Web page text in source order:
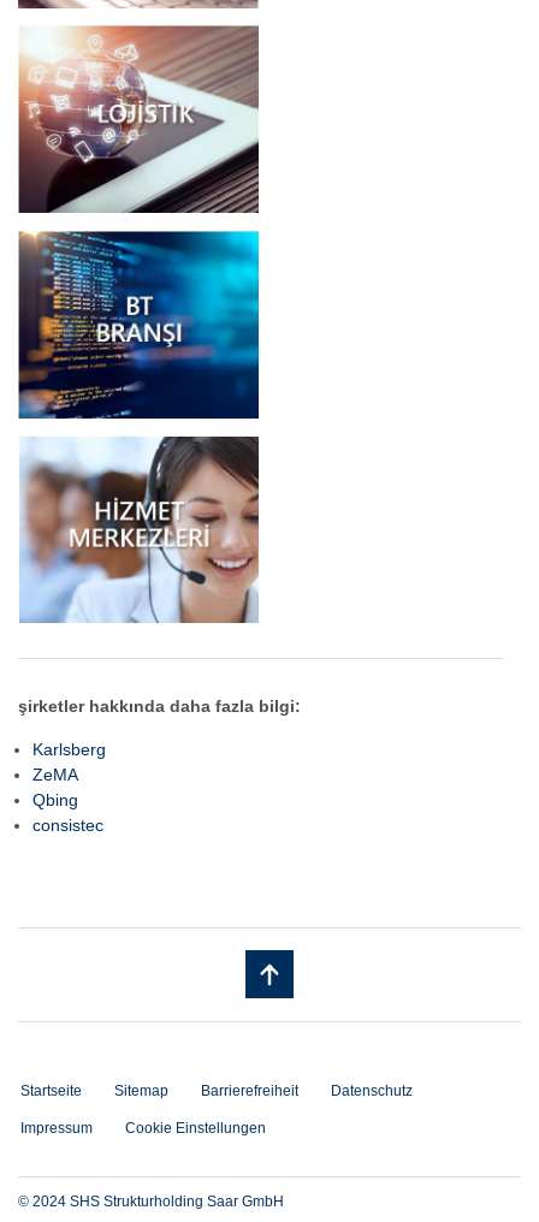
şirketler hakkında daha fazla bilgi:
Karlsberg
ZeMA
Qbing
consistec
Startseite Sitemap Barrierefreiheit Datenschutz
Impressum Cookie Einstellungen
© 2024 SHS Strukturholding Saar GmbH